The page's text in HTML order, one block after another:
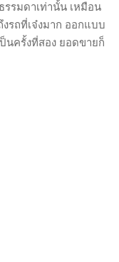
รมดาเท่านั้น เหมือน
รถที่เจ๋งมาก ออกแบบ
นครั้งที่สอง ยอดขายก็